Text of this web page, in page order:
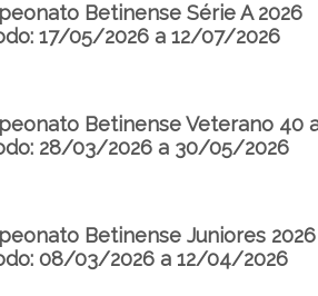
Betinense Série A 2026
17/05/2026 a 12/07/2026
Betinense Veterano 40
28/03/2026 a 30/05/2026
Betinense Juniores 2026
08/03/2026 a 12/04/2026